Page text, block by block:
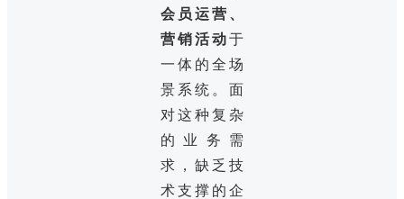
会员运营、
营销活动于
一体的全场
景系统。面
对这种复杂
的业务需
求，缺乏技
术支撑的企